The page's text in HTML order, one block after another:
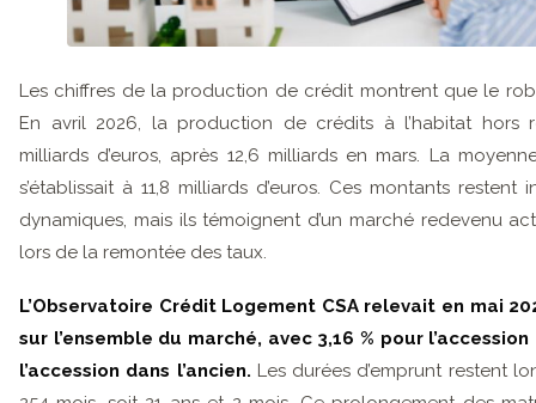
Les chiffres de la production de crédit montrent que le
En avril 2026, la production de crédits à l’habitat hors
milliards d’euros, après 12,6 milliards en mars. La
s’établissait à 11,8 milliards d’euros. Ces montants
dynamiques, mais ils témoignent d’un marché redevenu
lors de la remontée des taux.
L’Observatoire Crédit Logement CSA relevait en mai
sur l’ensemble du marché, avec 3,16 % pour
l’accession dans l’ancien. Les durées d’emprunt restent